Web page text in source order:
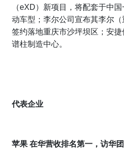
（eXD）新项目，将配套于中
动车型；李尔公司宣布其李尔
签约落地重庆市沙坪坝区；安
谱柱制造中心。
代表企业
苹果 在华营收排名第一，访华